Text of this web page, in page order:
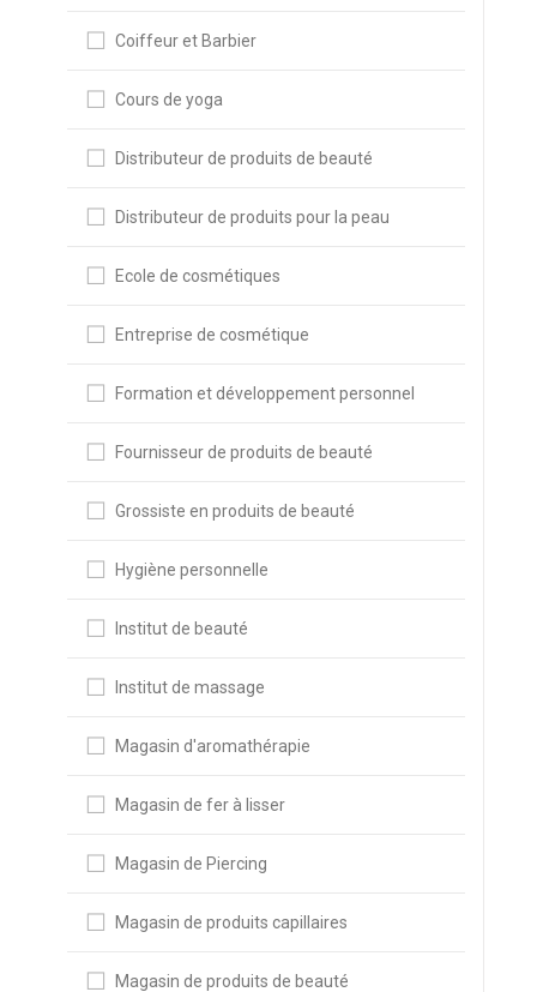
Coiffeur et Barbier
Cours de yoga
Distributeur de produits de beauté
Distributeur de produits pour la peau
Ecole de cosmétiques
Entreprise de cosmétique
Formation et développement personnel
Fournisseur de produits de beauté
Grossiste en produits de beauté
Hygiène personnelle
Institut de beauté
Institut de massage
Magasin d'aromathérapie
Magasin de fer à lisser
Magasin de Piercing
Magasin de produits capillaires
Magasin de produits de beauté